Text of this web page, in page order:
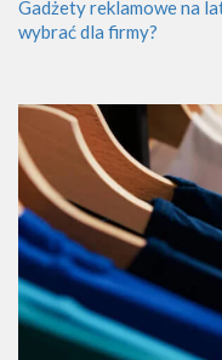
Gadżety reklamowe na
wybrać dla firmy?